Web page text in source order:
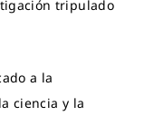
tripulado
a la
ciencia y la